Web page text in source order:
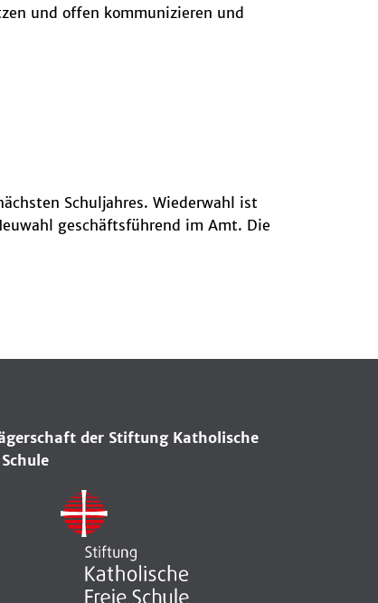
und offen kommunizieren und
Schuljahres. Wiederwahl ist
geschäftsführend im Amt. Die
der Stiftung Katholische